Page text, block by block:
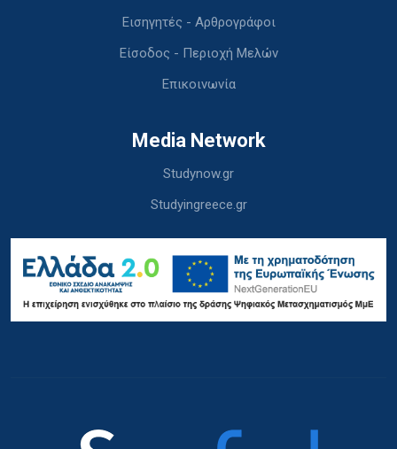
Εισηγητές - Αρθρογράφοι
Είσοδος - Περιοχή Μελών
Επικοινωνία
Media Network
Studynow.gr
Studyingreece.gr